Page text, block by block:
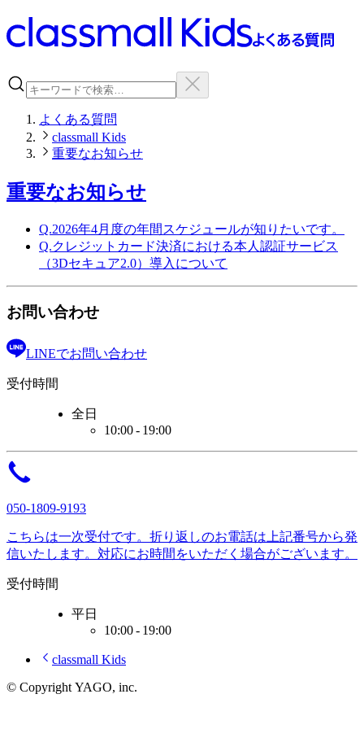
よくある質問
classmall Kids
重要なお知らせ
重要なお知らせ
Q.2026年4月度の年間スケジュールが知りたいです。
Q.クレジットカード決済における本人認証サービス
（3Dセキュア2.0）導入について
お問い合わせ
LINEでお問い合わせ
受付時間
全日
10:00 - 19:00
050-1809-9193
こちらは一次受付です。 折り返しのお電話は 上記番号から発
信いたします。 対応にお時間をいただく 場合がございます。
受付時間
平日
10:00 - 19:00
classmall Kids
© Copyright YAGO, inc.